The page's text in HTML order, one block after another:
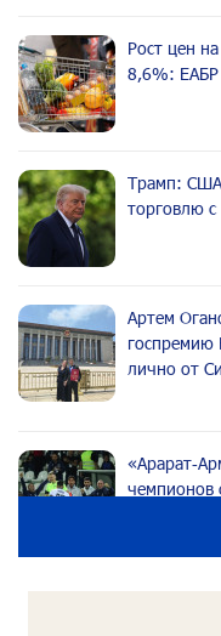
Рост цен
8,6%: ЕАБР
Трамп: США
торговлю с
Артем
госпремию
лично от
чемпионов